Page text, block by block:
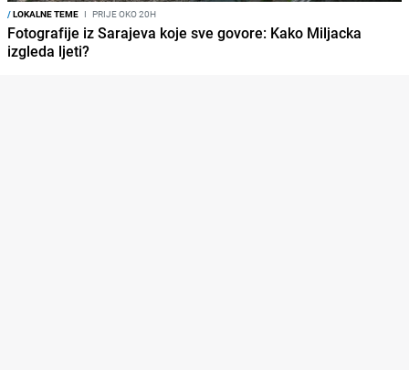
/LOKALNE TEME I PRIJE OKO 20H
Fotografije iz Sarajeva koje sve govore: Kako Miljacka
izgleda ljeti?